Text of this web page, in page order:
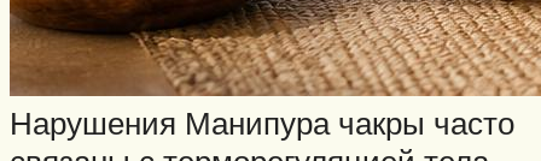
Нарушения Манипура чакры часто